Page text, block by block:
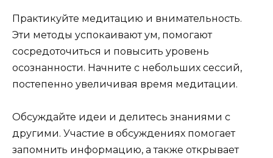
Практикуйте медитацию и внимательность.
Эти методы успокаивают ум, помогают
сосредоточиться и повысить уровень
осознанности. Начните с небольших сессий,
постепенно увеличивая время медитации.
Обсуждайте идеи и делитесь знаниями с
другими. Участие в обсуждениях помогает
запомнить информацию, а также открывает